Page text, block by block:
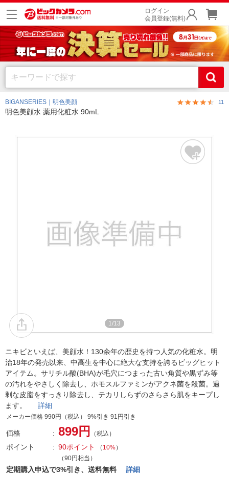
ログイン
会員登録(無料)
BIGANSERIES｜明色美顔 11
明色美顔水 薬用化粧水 90mL
1/13
ニキビといえば、美顔水！130余年の歴史を持つ人気の化粧水。明
治18年の発売以来、中高生を中心に絶大な支持を誇るビッグヒット
アイテム。サリチル酸(BHA)が毛穴につまった古い角質や黒ずみ等
の汚れをやさしく除去し、ホモスルファミンがアクネ菌を殺菌。過
剰な皮脂をすっきり除去し、テカリしらずのさらさら肌をキープし
ます。 詳細
メーカー価格 990円（税込） 9%引き 91円引き
価格 899円 （税込）
ポイント 90ポイント （ 10%）
（90円相当）
定期購入申込で3%引き、送料無料 詳細